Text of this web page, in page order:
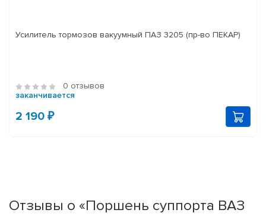
Усилитель тормозов вакуумный ПАЗ 3205 (пр-во ПЕКАР)
0 отзывов
заканчивается
2 190 ₽
Отзывы о «Поршень суппорта ВАЗ